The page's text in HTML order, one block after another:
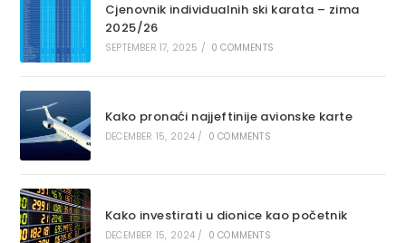
Cjenovnik individualnih ski karata – zima
2025/26
SEPTEMBER 17, 2025 / 0 COMMENTS
Kako pronaći najjeftinije avionske karte
DECEMBER 15, 2024 / 0 COMMENTS
Kako investirati u dionice kao početnik
DECEMBER 15, 2024 / 0 COMMENTS